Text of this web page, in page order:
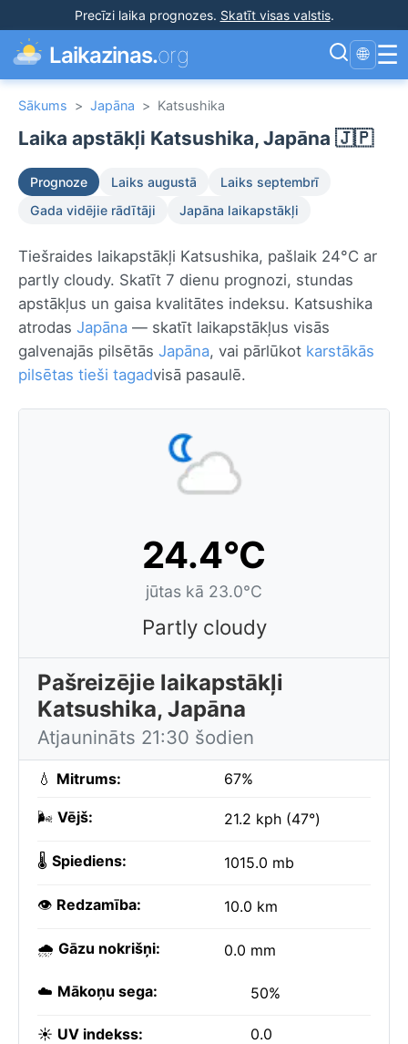
Precīzi laika prognozes. Skatīt visas valstis.
Laikazinas.org 🌐 ☰
Sākums > Japāna > Katsushika
Laika apstākļi Katsushika, Japāna 🇯🇵
Prognoze Laiks augustā
Laiks septembrī
Gada vidējie rādītāji
Japāna laikapstākļi
Tiešraides laikapstākļi Katsushika, pašlaik 24°C ar
partly cloudy. Skatīt 7 dienu prognozi, stundas
apstākļus un gaisa kvalitātes indeksu. Katsushika
atrodas Japāna — skatīt laikapstākļus visās
galvenajās pilsētās Japāna, vai pārlūkot karstākās
pilsētas tieši tagadvisā pasaulē.
24.4°C
jūtas kā 23.0°C
Partly cloudy
Pašreizējie laikapstākļi
Katsushika, Japāna
Atjaunināts 21:30 šodien
💧 Mitrums: 67%
🌬️ Vējš: 21.2 kph (47°)
🌡️ Spiediens: 1015.0 mb
👁️ Redzamība: 10.0 km
🌧️ Gāzu nokrišņi: 0.0 mm
☁️ Mākoņu sega: 50%
☀️ UV indekss: 0.0